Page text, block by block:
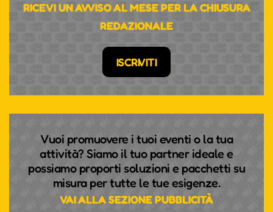
RICEVI UN AVVISO AL MESE PER LA CHIUSURA
REDAZIONALE
ISCRIVITI
Vuoi promuovere i tuoi eventi o la tua
attività? Siamo il tuo partner ideale e
possiamo proporti soluzioni e pacchetti su
misura per tutte le tue esigenze.
VAI ALLA SEZIONE PUBBLICITÀ